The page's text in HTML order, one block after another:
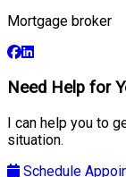
Mortgage broker
Need Help for
I can help you to
situation.
Schedule